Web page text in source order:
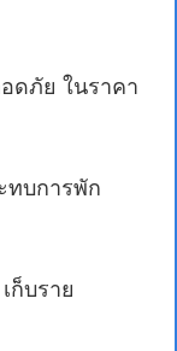
ดภัย ในราคา
ทบการพัก
ก็บราย